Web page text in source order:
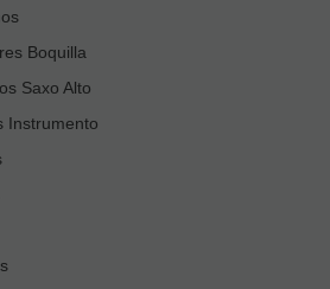
Boquilla
Saxo Alto
Instrumento